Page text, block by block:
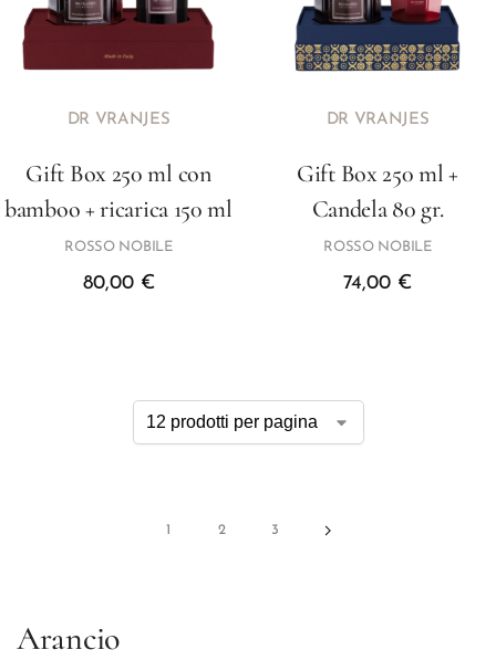
Arancio
DR VRANJES
Gift Box 250 ml con
bamboo + ricarica 150 ml
ROSSO NOBILE
80,00 €
DR VRANJES
Gift Box 250 ml +
Candela 80 gr.
ROSSO NOBILE
74,00 €
1 2 3